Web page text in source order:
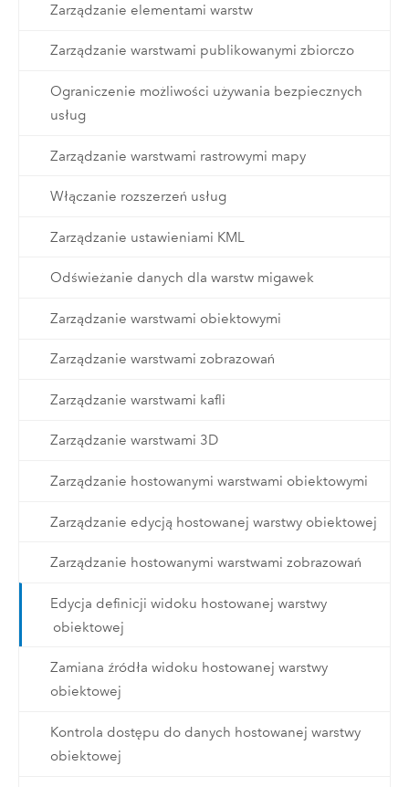
Zarządzanie elementami warstw
Zarządzanie warstwami publikowanymi zbiorczo
Ograniczenie możliwości używania bezpiecznych
usług
Zarządzanie warstwami rastrowymi mapy
Włączanie rozszerzeń usług
Zarządzanie ustawieniami KML
Odświeżanie danych dla warstw migawek
Zarządzanie warstwami obiektowymi
Zarządzanie warstwami zobrazowań
Zarządzanie warstwami kafli
Zarządzanie warstwami 3D
Zarządzanie hostowanymi warstwami obiektowymi
Zarządzanie edycją hostowanej warstwy obiektowej
Zarządzanie hostowanymi warstwami zobrazowań
Edycja definicji widoku hostowanej warstwy
obiektowej
Zamiana źródła widoku hostowanej warstwy
obiektowej
Kontrola dostępu do danych hostowanej warstwy
obiektowej